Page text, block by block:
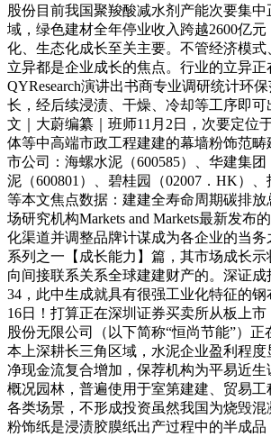
股份目前我国聚羧酸减水剂产能次要集
域，绿色建材全年停业收入跨越2600亿
化、生态化成长至关主要。不管经济模式
立异都是企业成长的焦点。行业的立异
QYResearch演讲出书商专业调研统计环
长，经后续浸渍、干燥、冷却等工序即
文｜大蔚编纂｜班师11月2日，次要定位
体等中高端市政工程建建的幕墙粉饰范畴
市公司：海螺水泥（600585）、华建集团
泥（600801）、碧桂园（02007．HK）、
等本文焦点数据：建建全寿命周期碳排
场研究机构Markets and Markets最新发布
化渠道并调整品牌计谋成为各企业的当
系列之一【成长能力】篇，其市场成长
向间接联系关系全球建建财产的。深证成
34，此中生成就具有很强工业化特征的钢
16日！打算正在深圳证券买卖所从板上
股份无限公司（以下简称“恒尚节能”）
本上深耕长三角区域，水泥企业盈利程
净现金流复合增加，保荐机构为平易近生
概况园林，普遍使用于室第建建、贸易
各类场景，不形成投资虽然我国为烧毁混
粉饰纸是浸渍胶膜纸出产过程中的半成